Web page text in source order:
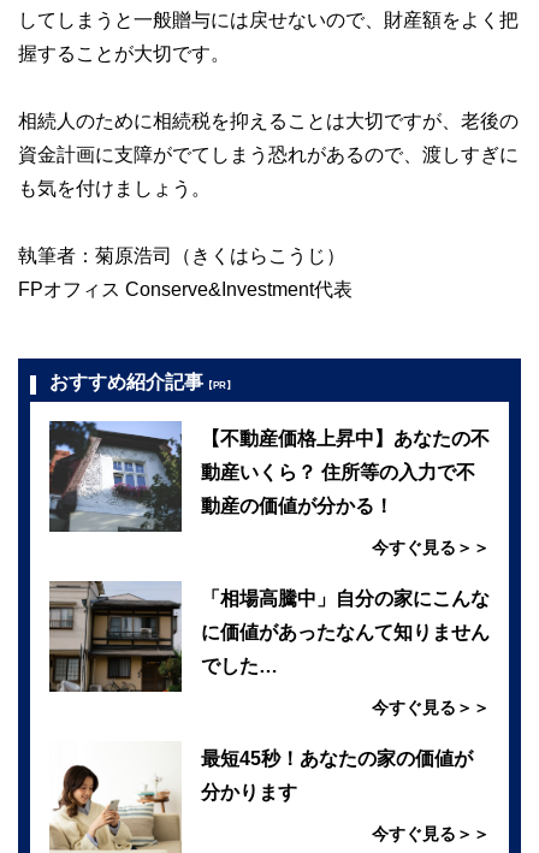
してしまうと一般贈与には戻せないので、財産額をよく把
握することが大切です。
相続人のために相続税を抑えることは大切ですが、老後の
資金計画に支障がでてしまう恐れがあるので、渡しすぎに
も気を付けましょう。
執筆者：菊原浩司（きくはらこうじ）
FPオフィス Conserve&Investment代表
おすすめ紹介記事 【PR】
【不動産価格上昇中】あなたの不
動産いくら？ 住所等の入力で不
動産の価値が分かる！
今すぐ見る＞＞
「相場高騰中」自分の家にこんな
に価値があったなんて知りません
でした…
今すぐ見る＞＞
最短45秒！あなたの家の価値が
分かります
今すぐ見る＞＞